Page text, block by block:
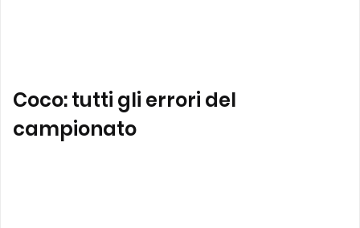
Coco: tutti gli errori del
campionato